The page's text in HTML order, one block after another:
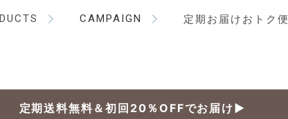
CAMPAIGN 定期お届けおトク便
定期送料無料＆初回20％OFFでお届け▶